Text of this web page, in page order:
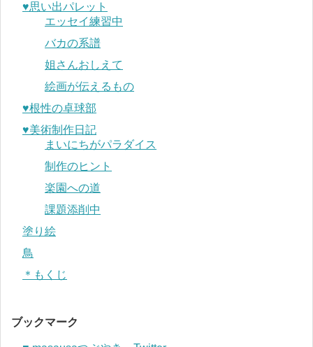
♥︎思い出パレット
エッセイ練習中
バカの系譜
姐さんおしえて
絵画が伝えるもの
♥︎根性の卓球部
♥︎美術制作日記
まいにちがパラダイス
制作のヒント
楽園への道
課題添削中
塗り絵
鳥
＊もくじ
ブックマーク